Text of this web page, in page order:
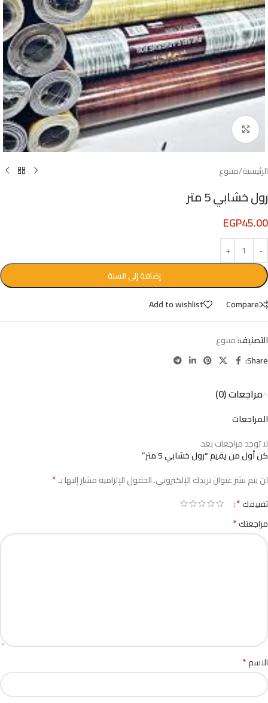
Click to enlarge
الرئيسية/متنوع
رول خشابي 5 متر
EGP45.00
إضافة إلى السلة
Compare
Add to wishlist
التصنيف:متنوع
Share:
مراجعات (0)
المراجعات
لا توجد مراجعات بعد.
كن أول من يقيم “رول خشابي 5 متر”
لن يتم نشر عنوان بريدك الإلكتروني.الحقول الإلزامية مشار إليها بـ*
تقييمك*
مراجعتك*
الاسم*